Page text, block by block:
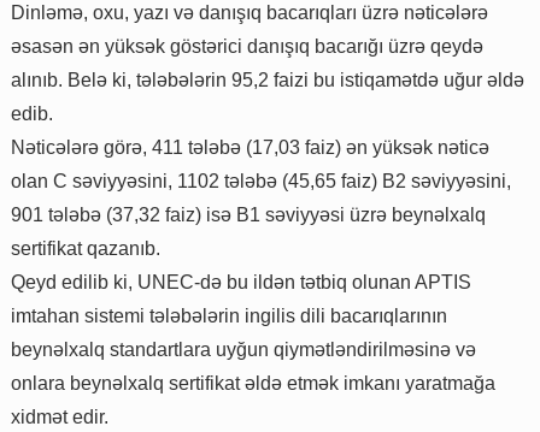
Dinləmə, oxu, yazı və danışıq bacarıqları üzrə nəticələrə
əsasən ən yüksək göstərici danışıq bacarığı üzrə qeydə
alınıb. Belə ki, tələbələrin 95,2 faizi bu istiqamətdə uğur əldə
edib.
Nəticələrə görə, 411 tələbə (17,03 faiz) ən yüksək nəticə
olan C səviyyəsini, 1102 tələbə (45,65 faiz) B2 səviyyəsini,
901 tələbə (37,32 faiz) isə B1 səviyyəsi üzrə beynəlxalq
sertifikat qazanıb.
Qeyd edilib ki, UNEC-də bu ildən tətbiq olunan APTIS
imtahan sistemi tələbələrin ingilis dili bacarıqlarının
beynəlxalq standartlara uyğun qiymətləndirilməsinə və
onlara beynəlxalq sertifikat əldə etmək imkanı yaratmağa
xidmət edir.